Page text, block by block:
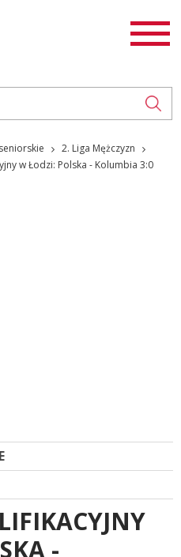
2. Liga Mężczyzn
w Łodzi: Polska - Kolumbia 3:0
-